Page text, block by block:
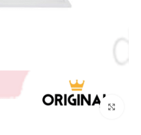
برای بزرگنمایی کلیک کنید